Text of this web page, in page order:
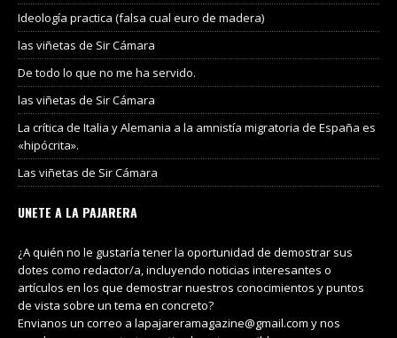
Ideología practica (falsa cual euro de madera)
las viñetas de Sir Cámara
De todo lo que no me ha servido.
las viñetas de Sir Cámara
La crítica de Italia y Alemania a la amnistía migratoria de España es
«hipócrita».
Las viñetas de Sir Cámara
UNETE A LA PAJARERA
¿A quién no le gustaría tener la oportunidad de demostrar sus
dotes como redactor/a, incluyendo noticias interesantes o
artículos en los que demostrar nuestros conocimientos y puntos
de vista sobre un tema en concreto?
Envianos un correo a lapajareramagazine@gmail.com y nos